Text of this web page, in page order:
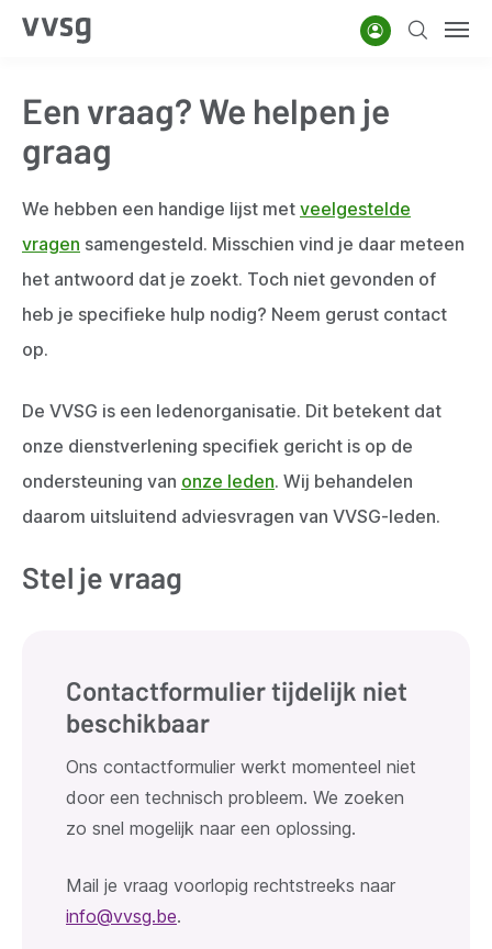
Overslaan
gaan
AccountZoeken
Een vraag? We helpen je
graag
We hebben een handige lijst met veelgestelde
vragen samengesteld. Misschien vind je daar meteen
het antwoord dat je zoekt. Toch niet gevonden of
heb je specifieke hulp nodig? Neem gerust contact
op.
De VVSG is een ledenorganisatie. Dit betekent dat
onze dienstverlening specifiek gericht is op de
ondersteuning van onze leden. Wij behandelen
daarom uitsluitend adviesvragen van VVSG-leden.
Stel je vraag
Contactformulier tijdelijk niet
beschikbaar
Ons contactformulier werkt momenteel niet
door een technisch probleem. We zoeken
zo snel mogelijk naar een oplossing.
Mail je vraag voorlopig rechtstreeks naar
info@vvsg.be.